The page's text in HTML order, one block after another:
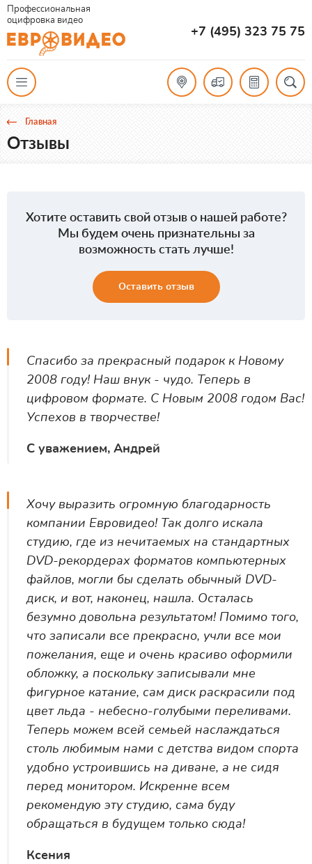
Профессиональная
оцифровка видео
+7 (495) 323 75 75
Главная
Отзывы
Хотите оставить свой отзыв о нашей работе?
Мы будем очень признательны за
возможность стать лучше!
Оставить отзыв
Спасибо за прекрасный подарок к Новому
2008 году! Наш внук - чудо. Теперь в
цифровом формате. С Новым 2008 годом Вас!
Успехов в творчестве!
С уважением, Андрей
Хочу выразить огромную благодарность
компании Евровидео! Так долго искала
студию, где из нечитаемых на стандартных
DVD-рекордерах форматов компьютерных
файлов, могли бы сделать обычный DVD-
диск, и вот, наконец, нашла. Осталась
безумно довольна результатом! Помимо того,
что записали все прекрасно, учли все мои
пожелания, еще и очень красиво оформили
обложку, а поскольку записывали мне
фигурное катание, сам диск раскрасили под
цвет льда - небесно-голубыми переливами.
Теперь можем всей семьей наслаждаться
столь любимым нами с детства видом спорта
удобно устроившись на диване, а не сидя
перед монитором. Искренне всем
рекомендую эту студию, сама буду
обращаться в будущем только сюда!
Ксения